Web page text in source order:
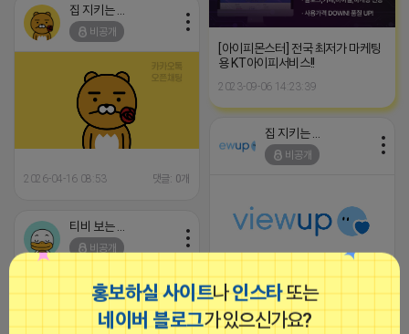
홍보하실 사이트나인스타또는
네이버 블로그가 있으신가요?
[아이피몬스터] 전국 최저가 마케팅
용 KT아이피서비스!!
2023-09-06 14:23:39
비공개
2026-04-16 08:53 댓글: 0개
비공개
(선)(선)새 메세지가 도착했습니다
SNS 계정만 있다면 누구나 수익 창
출 가능 ! 초기비용 X 체력부담 X
비공개